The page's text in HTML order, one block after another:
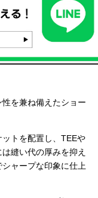
を兼ね備えたショー
トを配置し、TEEや
縫い代の厚みを抑え
ャープな印象に仕上